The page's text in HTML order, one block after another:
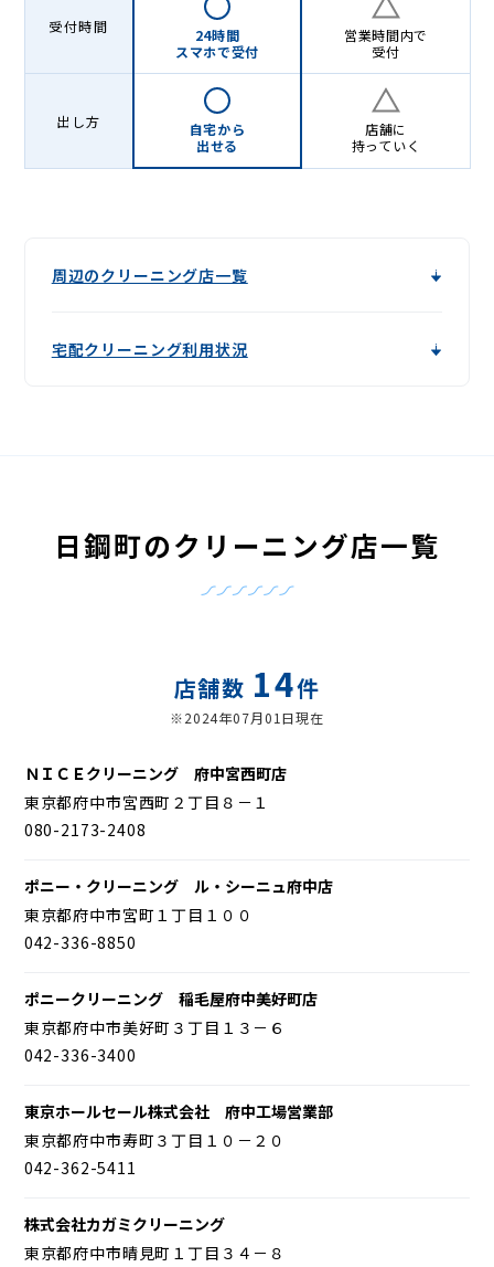
受付時間
24時間
スマホで受付
営業時間内で
受付
出し方
自宅から
出せる
店舗に
持っていく
周辺のクリーニング店一覧
宅配クリーニング利用状況
日鋼町のクリーニング店一覧
店舗数 14件
※2024年07月01日現在
ＮＩＣＥクリーニング 府中宮西町店
東京都府中市宮西町２丁目８－１
080-2173-2408
ポニー・クリーニング ル・シーニュ府中店
東京都府中市宮町１丁目１００
042-336-8850
ポニークリーニング 稲毛屋府中美好町店
東京都府中市美好町３丁目１３－６
042-336-3400
東京ホールセール株式会社 府中工場営業部
東京都府中市寿町３丁目１０－２０
042-362-5411
株式会社カガミクリーニング
東京都府中市晴見町１丁目３４－８